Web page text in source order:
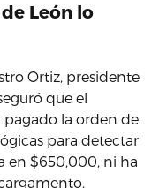
León lo
Ortiz, presidente
que el
la orden de
para detectar
en $650,000, ni ha